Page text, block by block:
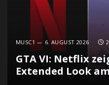
MUSC1 6. AUGUST 2026
GTA VI: Netflix
Extended Look